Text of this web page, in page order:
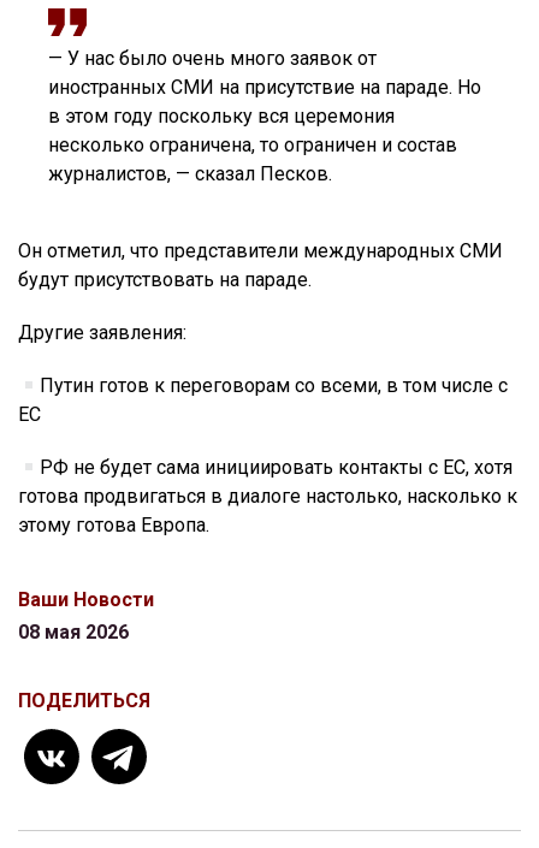
— У нас было очень много заявок от
иностранных СМИ на присутствие на параде. Но
в этом году поскольку вся церемония
несколько ограничена, то ограничен и состав
журналистов, — сказал Песков.
Он отметил, что представители международных СМИ
будут присутствовать на параде.
Другие заявления:
Путин готов к переговорам со всеми, в том числе с
ЕС
РФ не будет сама инициировать контакты с ЕС, хотя
готова продвигаться в диалоге настолько, насколько к
этому готова Европа.
Ваши Новости
08 мая 2026
ПОДЕЛИТЬСЯ